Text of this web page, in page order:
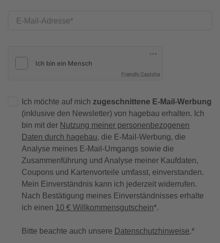
E-Mail-Adresse
Friendly Captcha
Ich möchte auf mich zugeschnittene E-Mail-Werbung
(inklusive den Newsletter) von hagebau erhalten. Ich
bin mit der Nutzung meiner personenbezogenen
Daten durch hagebau, die E-Mail-Werbung, die
Analyse meines E-Mail-Umgangs sowie die
Zusammenführung und Analyse meiner Kaufdaten,
Coupons und Kartenvorteile umfasst, einverstanden.
Mein Einverständnis kann ich jederzeit widerrufen.
Nach Bestätigung meines Einverständnisses erhalte
ich einen 10 € Willkommensgutschein*.
Bitte beachte auch unsere Datenschutzhinweise.